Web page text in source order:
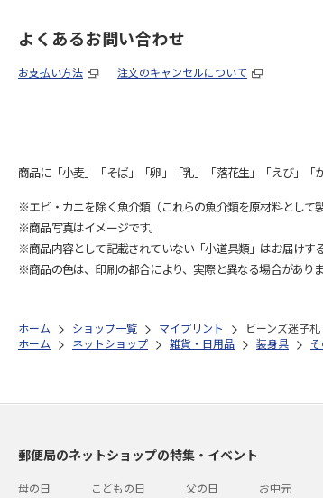
よくあるお問い合わせ
お支払い方法 注文のキャンセルについて
商品に「小麦」「そば」「卵」「乳」「落花生」「えび」「
※エビ・カニを除く魚介類（これらの魚介類を原材料として
※商品写真はイメージです。
※商品内容として記載されていない「小道具類」はお届けす
※商品の色は、印刷の都合により、実際と異なる場合がありま
ホーム ショップ一覧 マイプリント
ビーンズ迷子
ホーム
ネットショップ 雑貨・日用品 装身具
郵便局のネットショップの特集・イベント
母の日 こどもの日 父の日 お中元